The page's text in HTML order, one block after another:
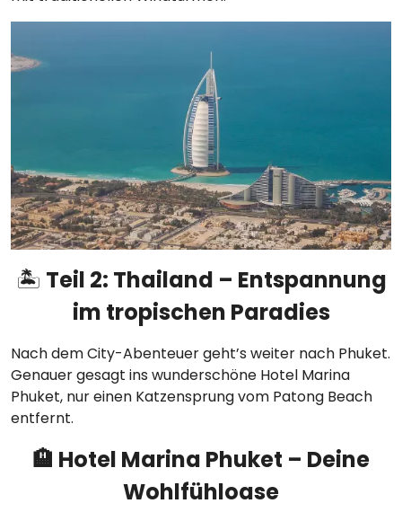
🏝️ Teil 2: Thailand – Entspannung
im tropischen Paradies
Nach dem City-Abenteuer geht’s weiter nach Phuket.
Genauer gesagt ins wunderschöne Hotel Marina
Phuket, nur einen Katzensprung vom Patong Beach
entfernt.
🏨 Hotel Marina Phuket – Deine
Wohlfühloase